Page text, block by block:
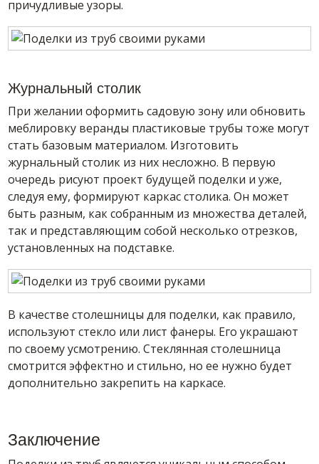
причудливые узоры.
Журнальный столик
При желании оформить садовую зону или обновить
меблировку веранды пластиковые трубы тоже могут
стать базовым материалом. Изготовить
журнальный столик из них несложно. В первую
очередь рисуют проект будущей поделки и уже,
следуя ему, формируют каркас столика. Он может
быть разным, как собранным из множества деталей,
так и представляющим собой несколько отрезков,
установленных на подставке.
В качестве столешницы для поделки, как правило,
используют стекло или лист фанеры. Его украшают
по своему усмотрению. Стеклянная столешница
смотрится эффектно и стильно, но ее нужно будет
дополнительно закрепить на каркасе.
Заключение